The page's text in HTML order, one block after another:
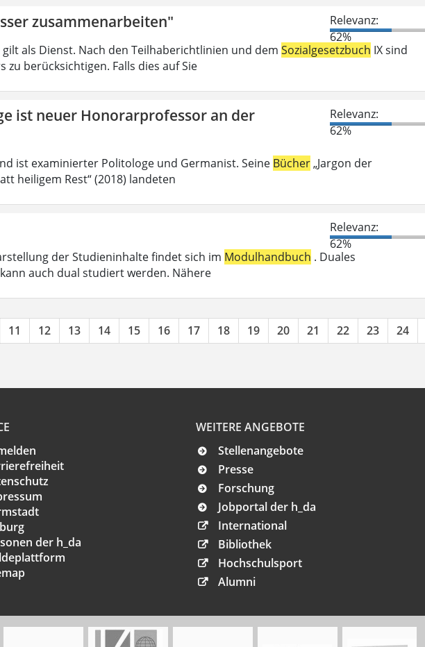
zusammenarbeiten"
Relevanz:
62%
als Dienst. Nach den Teilhaberichtlinien und dem Sozialgesetzbuch IX sind
berücksichtigen. Falls dies auf Sie
ist neuer Honorarprofessor an der
Relevanz:
62%
ist examinierter Politologe und Germanist. Seine Bücher„Jargon der
heiligem Rest“ (2018) landeten
Relevanz:
62%
der Studieninhalte findet sich im Modulhandbuch . Duales
auch dual studiert werden. Nähere
11 12 13 14 15 16 17 18 19 20 21 22 23 24
der h_da
WEITERE ANGEBOTE
Stellenangebote
Presse
Forschung
Jobportal der h_da
International
Bibliothek
Hochschulsport
Alumni